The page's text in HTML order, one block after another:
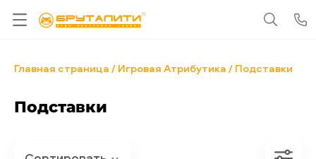
Главная страница Игровая Атрибутика Подставки
Подставки